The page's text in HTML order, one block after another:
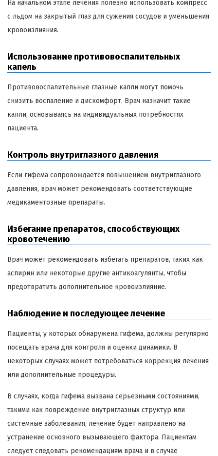
На начальном этапе лечения полезно использовать компресс
с льдом на закрытый глаз для сужения сосудов и уменьшения
кровоизлияния.
Использование противовоспалительных
капель
Противовоспалительные глазные капли могут помочь
снизить воспаление и дискомфорт. Врач назначит такие
капли, основываясь на индивидуальных потребностях
пациента.
Контроль внутриглазного давления
Если гифема сопровождается повышением внутриглазного
давления, врач может рекомендовать соответствующие
медикаментозные препараты.
Избегание препаратов, способствующих
кровотечению
Врач может рекомендовать избегать препаратов, таких как
аспирин или некоторые другие антикоагулянты, чтобы
предотвратить дополнительное кровоизлияние.
Наблюдение и последующее лечение
Пациенты, у которых обнаружена гифема, должны регулярно
посещать врача для контроля и оценки динамики. В
некоторых случаях может потребоваться коррекция лечения
или дополнительные процедуры.
В случаях, когда гифема вызвана серьезными состояниями,
такими как повреждение внутриглазных структур или
системные заболевания, лечение будет направлено на
устранение основного вызывающего фактора. Пациентам
следует следовать рекомендациям врача и в случае